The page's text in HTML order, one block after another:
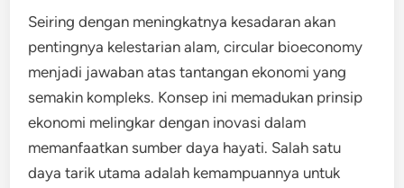
Seiring dengan meningkatnya kesadaran akan
pentingnya kelestarian alam, circular bioeconomy
menjadi jawaban atas tantangan ekonomi yang
semakin kompleks. Konsep ini memadukan prinsip
ekonomi melingkar dengan inovasi dalam
memanfaatkan sumber daya hayati. Salah satu
daya tarik utama adalah kemampuannya untuk